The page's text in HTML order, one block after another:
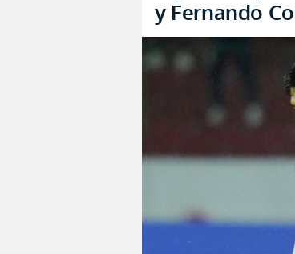
y Fernando